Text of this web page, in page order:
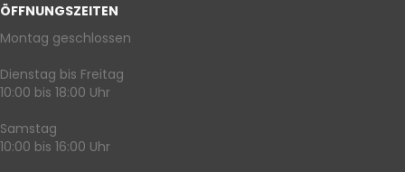
ÖFFNUNGSZEITEN
Montag geschlossen
Dienstag bis Freitag
10:00 bis 18:00 Uhr
Samstag
10:00 bis 16:00 Uhr